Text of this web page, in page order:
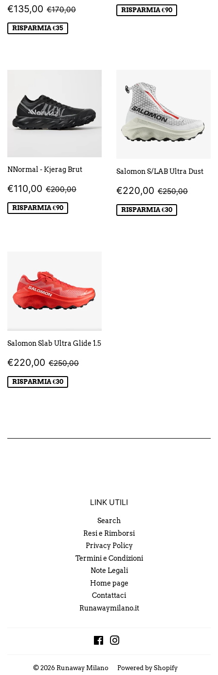
PREZZO
SCONTATO
€135,00 €135,00
PREZZO DI LISTINO
€170,00
RISPARMIA €35
RISPARMIA €90
NNormal - Kjerag Brut
PREZZO
SCONTATO
€110,00 €110,00
PREZZO DI LISTINO
€200,00
RISPARMIA €90
Salomon S/LAB Ultra Dust
PREZZO
SCONTATO
€220,00 €220,00
PREZZO DI
€250,00
RISPARMIA €30
Salomon Slab Ultra Glide 1.5
PREZZO
SCONTATO
€220,00 €220,00
PREZZO DI LISTINO
€250,00
RISPARMIA €30
LINK UTILI
Search
Resi e Rimborsi
Privacy Policy
Termini e Condizioni
Note Legali
Home page
Contattaci
Runawaymilano.it
Facebook
© 2026 Runaway Milano Powered by Shopify